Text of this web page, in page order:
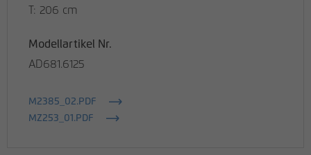
T: 206 cm
Modellartikel Nr.
AD681.6125
M2385_02.PDF
MZ253_01.PDF